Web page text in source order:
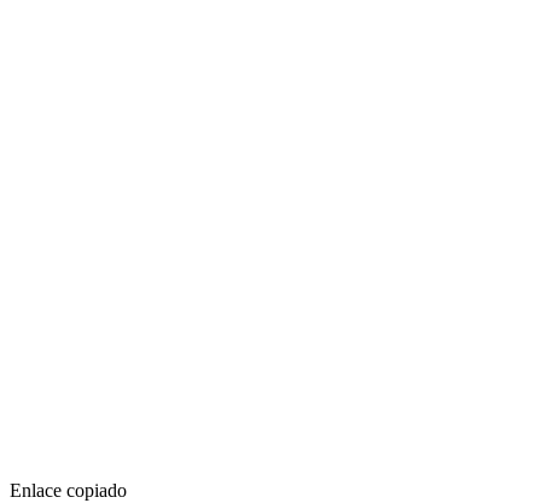
Enlace copiado